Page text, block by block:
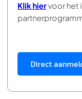
Klik hiervoor het
Direct